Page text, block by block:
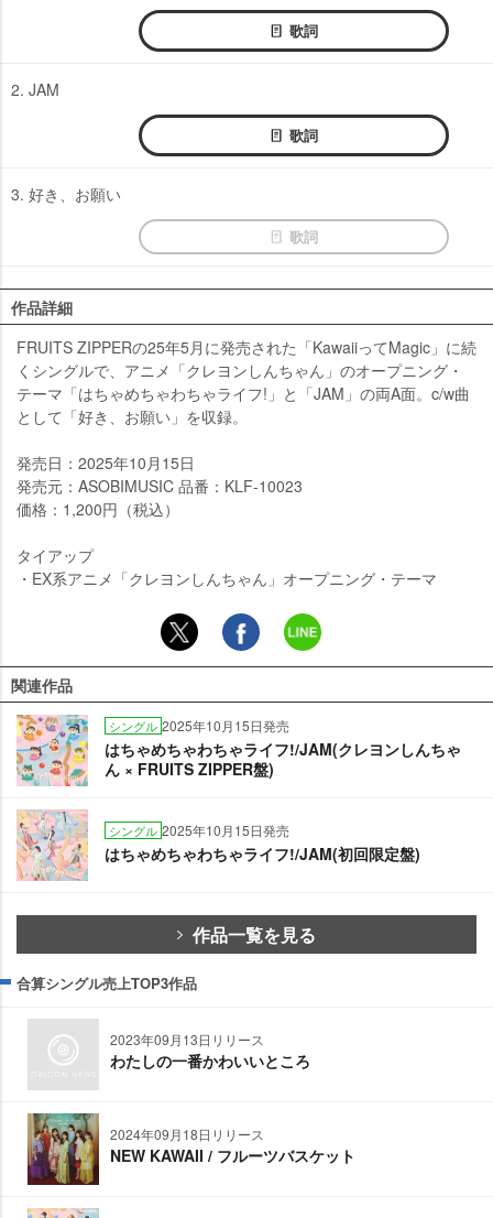
歌詞
2. JAM
歌詞
3. 好き、お願い
歌詞
作品詳細
FRUITS ZIPPERの25年5月に発売された「KawaiiってMagic」に続
くシングルで、アニメ「クレヨンしんちゃん」のオープニング・
テーマ「はちゃめちゃわちゃライフ!」と「JAM」の両A面。c/w曲
として「好き、お願い」を収録。
発売日：2025年10月15日
発売元：ASOBIMUSIC 品番：KLF-10023
価格：1,200円（税込）
タイアップ
・EX系アニメ「クレヨンしんちゃん」オープニング・テーマ
関連作品
シングル 2025年10月15日発売
はちゃめちゃわちゃライフ!/JAM(クレヨンしんちゃ
ん × FRUITS ZIPPER盤)
シングル 2025年10月15日発売
はちゃめちゃわちゃライフ!/JAM(初回限定盤)
作品一覧を見る
合算シングル売上TOP3作品
2023年09月13日リリース
わたしの一番かわいいところ
2024年09月18日リリース
NEW KAWAII / フルーツバスケット